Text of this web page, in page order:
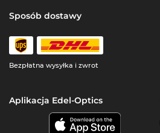
Sposób dostawy
Bezpłatna wysyłka i zwrot
Aplikacja Edel-Optics